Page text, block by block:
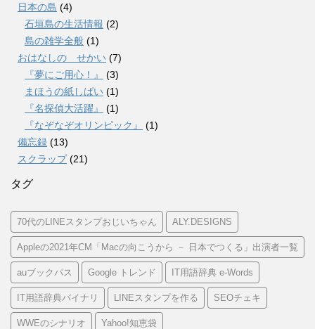
日本の島 (4)
石垣島の生活情報 (2)
島の雑学全般 (1)
おはなしの せかい (7)
『夢にご用心！』
(3)
まほうの紙しばい (1)
『名探偵大活躍』
(1)
『なぞなぞオリンピック』
(1)
備忘録 (13)
スクラップ(21)
タグ
70代のLINEスタンプおじいちゃん ALY.DESIGNS
Appleの2021年CM「Macの向こうから － 日本でつくる」出演者一覧
auブックパス Google トレンド IT用語辞典 e-Words
IT用語辞典バイナリ LINEスタンプを作る SEOチェキ
WWEのシナリオ Yahoo!知恵袋